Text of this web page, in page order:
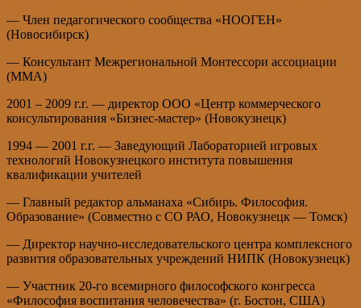
— Член педагогического сообщества «НООГЕН»
(Новосибирск)
— Консультант Межрегиональной Монтессори ассоциации
(ММА)
2001 – 2009 г.г. — директор ООО «Центр коммерческого
консультирования «Бизнес-мастер» (Новокузнецк)
1994 — 2001 г.г. — Заведующий Лабораторией игровых
технологий Новокузнецкого института повышения
квалификации учителей
— Главный редактор альманаха «Сибирь. Философия.
Образование» (Совместно с СО РАО, Новокузнецк — Томск)
— Директор научно-исследовательского центра комплексного
развития образовательных учреждений НИПК (Новокузнецк)
— Участник 20-го всемирного философского конгресса
«Философия воспитания человечества» (г. Бостон, США)